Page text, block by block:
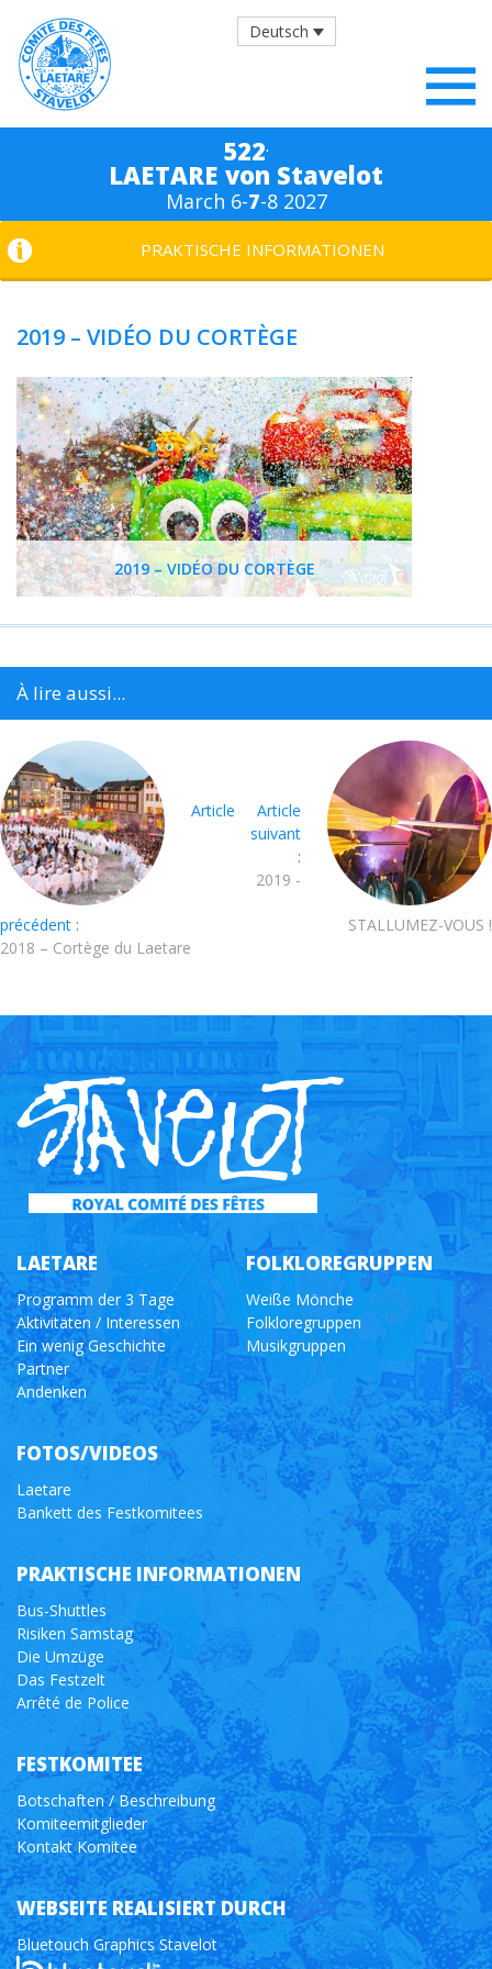
Deutsch
522.
LAETARE von Stavelot
March 6-7-8 2027
PRAKTISCHE INFORMATIONEN
2019 – VIDÉO DU CORTÈGE
2019 – VIDÉO DU CORTÈGE
À lire aussi...
Article
précédent :
2018 – Cortège du Laetare
Article
suivant
:
2019 -
STALLUMEZ-VOUS !
LAETARE
Programm der 3 Tage
Aktivitäten / Interessen
Ein wenig Geschichte
Partner
Andenken
FOLKLOREGRUPPEN
Weiße Mönche
Folkloregruppen
Musikgruppen
FOTOS/VIDEOS
Laetare
Bankett des Festkomitees
PRAKTISCHE INFORMATIONEN
Bus-Shuttles
Risiken Samstag
Die Umzüge
Das Festzelt
Arrêté de Police
FESTKOMITEE
Botschaften / Beschreibung
Komiteemitglieder
Kontakt Komitee
WEBSEITE REALISIERT DURCH
Bluetouch Graphics Stavelot